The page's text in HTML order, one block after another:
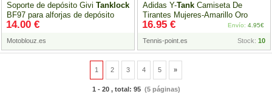
Soporte de depósito Givi Tanklock
BF97 para alforjas de depósito
Motoblouz.es
14.00 €
Adidas Y-Tank Camiseta De
Tirantes Mujeres-Amarillo Oro
Tennis-point.es Stock: 10
16.95 € Envío: 4.95€
1 2 3 4 5 »
1 - 20 , total: 95(5 páginas)